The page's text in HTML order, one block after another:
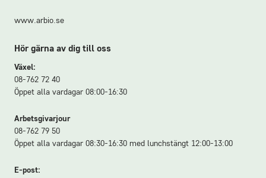
www.arbio.se
Hör gärna av dig till oss
Växel:
08-762 72 40
Öppet alla vardagar 08:00-16:30
Arbetsgivarjour
08-762 79 50
Öppet alla vardagar 08:30-16:30 med lunchstängt 12:00-13:00
E-post: